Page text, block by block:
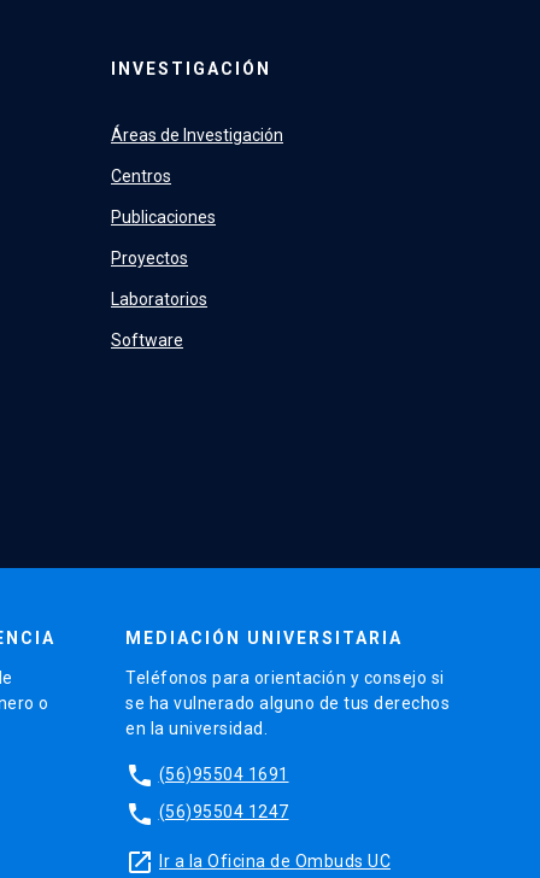
INVESTIGACIÓN
Áreas de Investigación
Centros
Publicaciones
Proyectos
Laboratorios
Software
o
MEDIACIÓN UNIVERSITARIA
Teléfonos para orientación y consejo si
se ha vulnerado alguno de tus derechos
en la universidad.
phone (56)95504 1691
phone (56)95504 1247
launch Ir a la Oficina de Ombuds UC